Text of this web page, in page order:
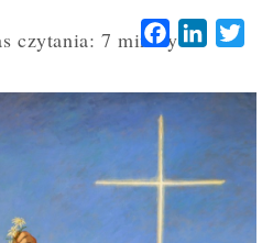
czytania: 7 minutyFacebook